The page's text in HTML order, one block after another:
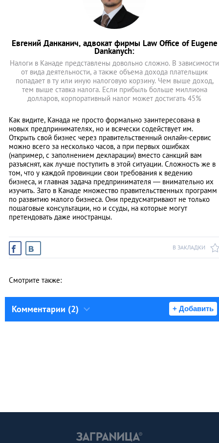
Евгений Данканич, адвокат фирмы Law Office of Eugene
Dankanych:
Налоги в Канаде представлены довольно сложно. В зависимости
от вида деятельности, а также объема дохода плательщик
попадает в ту или иную налоговую корзину. Чем выше доход,
тем выше ставка налога. Если прибыль больше миллиона
долларов, корпоративный налог может достигать 45%
Как видите, Канада не просто формально заинтересована в
новых предпринимателях, но и всячески содействует им.
Открыть свой бизнес через правительственный онлайн-сервис
можно всего за несколько часов, а при первых ошибках
(например, с заполнением декларации) вместо санкций вам
разъяснят, как лучше поступить в этой ситуации. Сложность же в
том, что у каждой провинции свои требования к ведению
бизнеса, и главная задача предпринимателя ― внимательно их
изучить. Зато в Канаде множество правительственных программ
по развитию малого бизнеса. Они предусматривают не только
пошаговые консультации, но и ссуды, на которые могут
претендовать даже иностранцы.
В ЗАКЛАДКИ
Смотрите также:
Комментарии (2) + Добавить